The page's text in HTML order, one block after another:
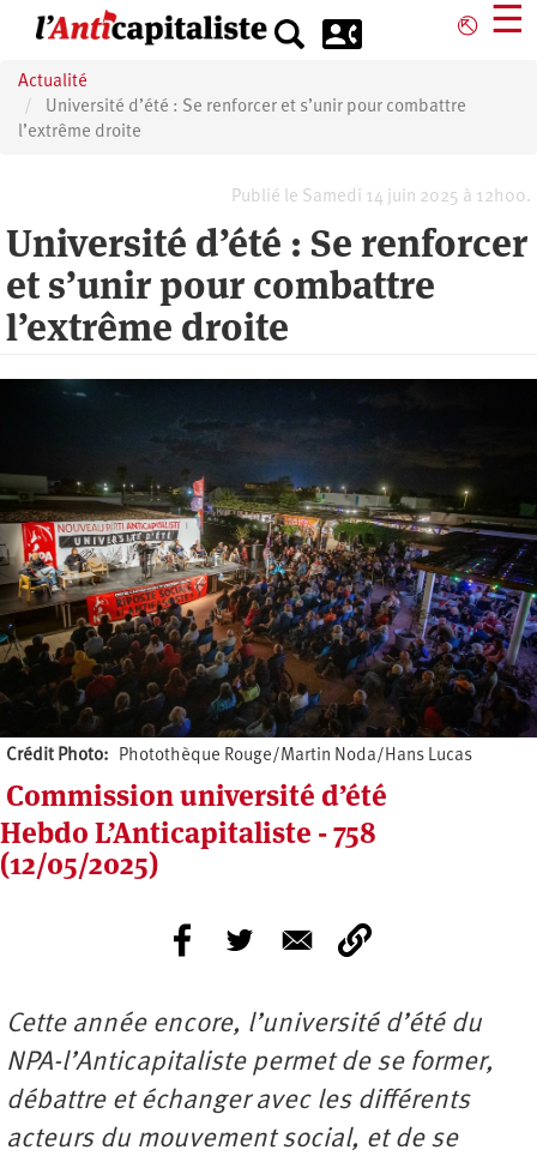
principal
⎋ ☰
Actualité
Université d’été : Se renforcer et s’unir pour combattre
l’extrême droite
Publié le Samedi 14 juin 2025 à 12h00.
Université d’été : Se renforcer
et s’unir pour combattre
l’extrême droite
Crédit Photo Photothèque Rouge/Martin Noda/Hans Lucas
Commission université d’été
Hebdo L’Anticapitaliste - 758
(12/05/2025)
Cette année encore, l’université d’été du
NPA-l’Anticapitaliste permet de se former,
débattre et échanger avec les différents
acteurs du mouvement social, et de se